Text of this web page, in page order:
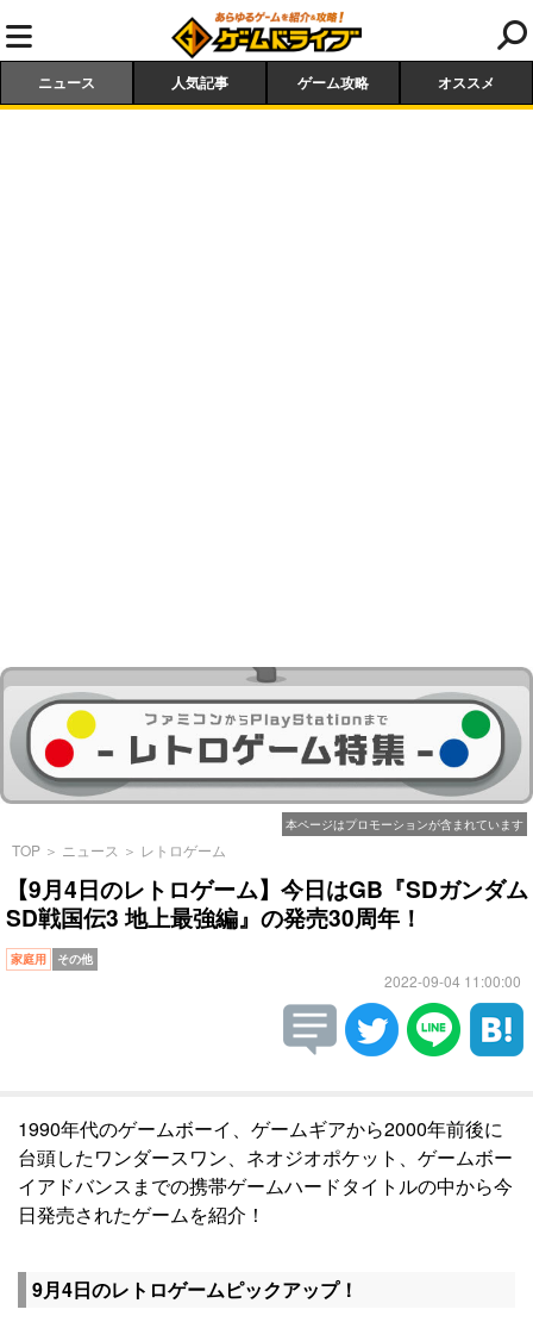
ニュース 人気記事 ゲーム攻略 オススメ
本ページはプロモーションが含まれています
TOP ＞ ニュース ＞ レトロゲーム
【9月4日のレトロゲーム】今日はGB『SDガンダム
SD戦国伝3 地上最強編』の発売30周年！
家庭用 その他
2022-09-04 11:00:00
1990年代のゲームボーイ、ゲームギアから2000年前後に
台頭したワンダースワン、ネオジオポケット、ゲームボー
イアドバンスまでの携帯ゲームハードタイトルの中から今
日発売されたゲームを紹介！
9月4日のレトロゲームピックアップ！